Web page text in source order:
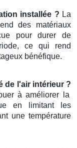
installée ? La
des matériaux
pour durer de
ce qui rend
bénéfique.
de l'air intérieur ?
à améliorer la
en limitant les
une température